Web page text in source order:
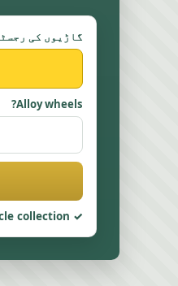
گاڑیوں کی
Alloy wheels?
collection